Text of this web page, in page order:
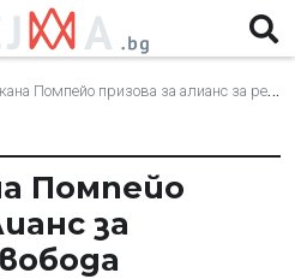
Помпейо призова за алианс за религиозна свобода
Помпейо
за